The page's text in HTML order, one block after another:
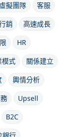
虛擬團隊
客服
銷
高速成長
HR
模式
關係建立
輿情分析
Upsell
B2C